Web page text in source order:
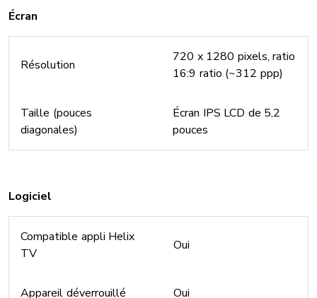
Écran
Résolution
720 x 1280 pixels, ratio
16:9 ratio (~312 ppp)
Taille (pouces
diagonales)
Écran IPS LCD de 5,2
pouces
Logiciel
Compatible appli Helix
TV
Oui
Appareil déverrouillé Oui